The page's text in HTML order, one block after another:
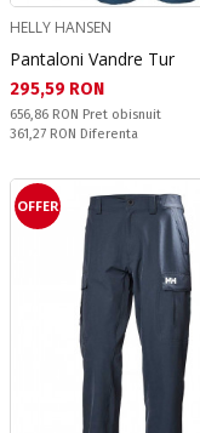
HELLY HANSEN
Pantaloni Vandre Tur
Текуща цена:
295,59 RON
Pret obisnuit:
656,86 RON Pret obisnuit
Спестявате:
361,27 RON Diferenta
OFFER